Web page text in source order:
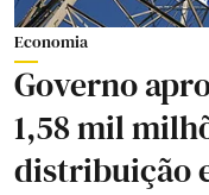
Economia
Governo
1,58 mil
distribuição